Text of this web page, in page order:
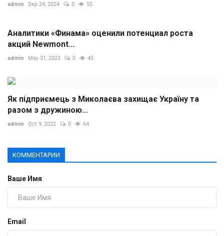
admin Sep 24, 2024 0 55
Аналитики «Финама» оценили потенциал роста
акций Newmont...
admin May 31, 2023 0 45
Як підприємець з Миколаєва захищає Україну та
разом з дружиною...
admin Oct 9, 2022 0 64
КОММЕНТАРИИ
Ваше Имя
Email